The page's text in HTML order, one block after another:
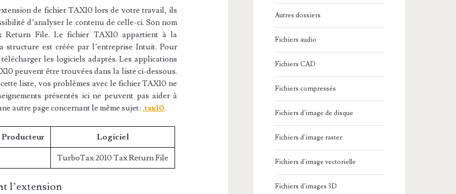
de fichier TAX10 lors de votre travail, ils
d’analyser le contenu de celle-ci. Son nom
Return File. Le fichier TAX10 appartient à la
structure est créée par l’entreprise Intuit. Pour
les logiciels adaptés. Les applications
peuvent être trouvées dans la liste ci-dessous.
liste, vos problèmes avec le fichier TAX10 ne
présentés ici ne peuvent pas aider à
autre page concernant le même sujet: .tax10.
Producteur Logiciel
TurboTax 2010 Tax Return File
l’extension
Autres dossiers
Fichiers audio
Fichiers CAD
Fichiers compressés
Fichiers d'image de disque
Fichiers d'image raster
Fichiers d'image vectorielle
Fichiers d'images 3D